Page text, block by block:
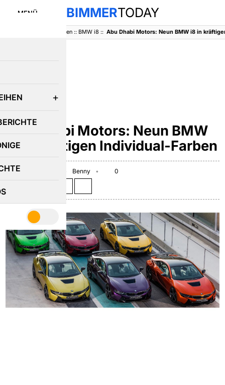
MENÜ BIMMERTODAY
Baureihen:: BMW i8 ::
Abu Dhabi Motors: Neun BMW
i8 in kräftigen Individual-Farben
November 8, 2016 Benny
0